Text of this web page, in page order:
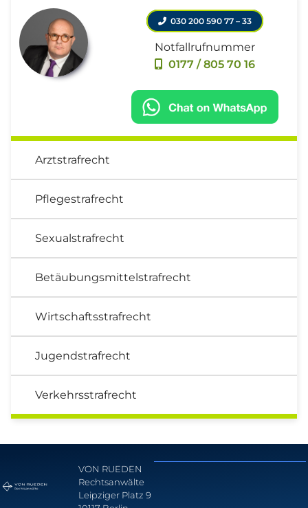
030 200 590 77 – 33
Notfallrufnummer
0177 / 805 70 16
Arztstrafrecht
Pflegestrafrecht
Sexualstrafrecht
Betäubungsmittelstrafrecht
Wirtschaftsstrafrecht
Jugendstrafrecht
Verkehrsstrafrecht
VON RUEDEN
Rechtsanwälte
Leipziger Platz 9